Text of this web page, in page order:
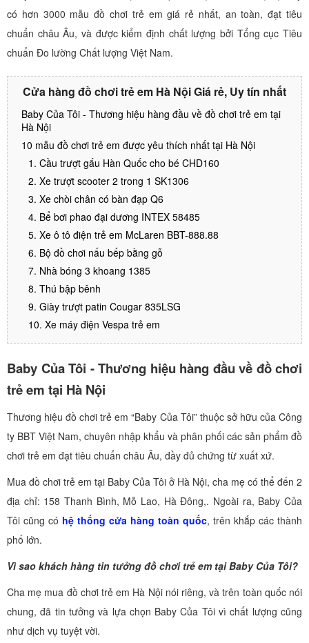
có hơn 3000 mẫu đồ chơi trẻ em giá rẻ nhất, an toàn, đạt tiêu
chuẩn châu Âu, và được kiểm định chất lượng bởi Tổng cục Tiêu
chuẩn Đo lường Chất lượng Việt Nam.
Cửa hàng đồ chơi trẻ em Hà Nội Giá rẻ, Uy tín nhất
Baby Của Tôi - Thương hiệu hàng đầu về đồ chơi trẻ em tại
Hà Nội
10 mẫu đồ chơi trẻ em được yêu thích nhất tại Hà Nội
1. Cầu trượt gấu Hàn Quốc cho bé CHD160
2. Xe trượt scooter 2 trong 1 SK1306
3. Xe chòi chân có bàn đạp Q6
4. Bể bơi phao đại dương INTEX 58485
5. Xe ô tô điện trẻ em McLaren BBT-888.88
6. Bộ đồ chơi nấu bếp bằng gỗ
7. Nhà bóng 3 khoang 1385
8. Thú bập bênh
9. Giày trượt patin Cougar 835LSG
10. Xe máy điện Vespa trẻ em
Baby Của Tôi - Thương hiệu hàng đầu về đồ chơi
trẻ em tại Hà Nội
Thương hiệu đồ chơi trẻ em “Baby Của Tôi” thuộc sở hữu của Công
ty BBT Việt Nam, chuyên nhập khẩu và phân phối các sản phẩm đồ
chơi trẻ em đạt tiêu chuẩn châu Âu, đầy đủ chứng từ xuất xứ.
Mua đồ chơi trẻ em tại Baby Của Tôi ở Hà Nội, cha mẹ có thể đến 2
địa chỉ: 158 Thanh Bình, Mỗ Lao, Hà Đông,. Ngoài ra, Baby Của
Tôi cũng có hệ thống cửa hàng toàn quốc, trên khắp các thành
phố lớn.
Vì sao khách hàng tin tưởng đồ chơi trẻ em tại Baby Của Tôi?
Cha mẹ mua đồ chơi trẻ em Hà Nội nói riêng, và trên toàn quốc nói
chung, đã tin tưởng và lựa chọn Baby Của Tôi vì chất lượng cũng
như dịch vụ tuyệt vời.